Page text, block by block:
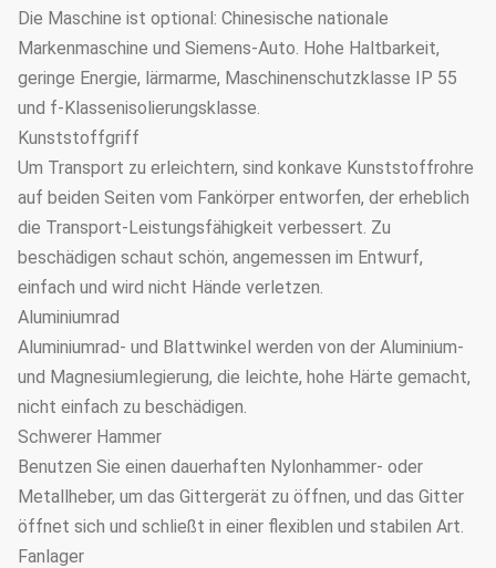
Die Maschine ist optional: Chinesische nationale
Markenmaschine und Siemens-Auto. Hohe Haltbarkeit,
geringe Energie, lärmarme, Maschinenschutzklasse IP 55
und f-Klassenisolierungsklasse.
Kunststoffgriff
Um Transport zu erleichtern, sind konkave Kunststoffrohre
auf beiden Seiten vom Fankörper entworfen, der erheblich
die Transport-Leistungsfähigkeit verbessert. Zu
beschädigen schaut schön, angemessen im Entwurf,
einfach und wird nicht Hände verletzen.
Aluminiumrad
Aluminiumrad- und Blattwinkel werden von der Aluminium-
und Magnesiumlegierung, die leichte, hohe Härte gemacht,
nicht einfach zu beschädigen.
Schwerer Hammer
Benutzen Sie einen dauerhaften Nylonhammer- oder
Metallheber, um das Gittergerät zu öffnen, und das Gitter
öffnet sich und schließt in einer flexiblen und stabilen Art.
Fanlager